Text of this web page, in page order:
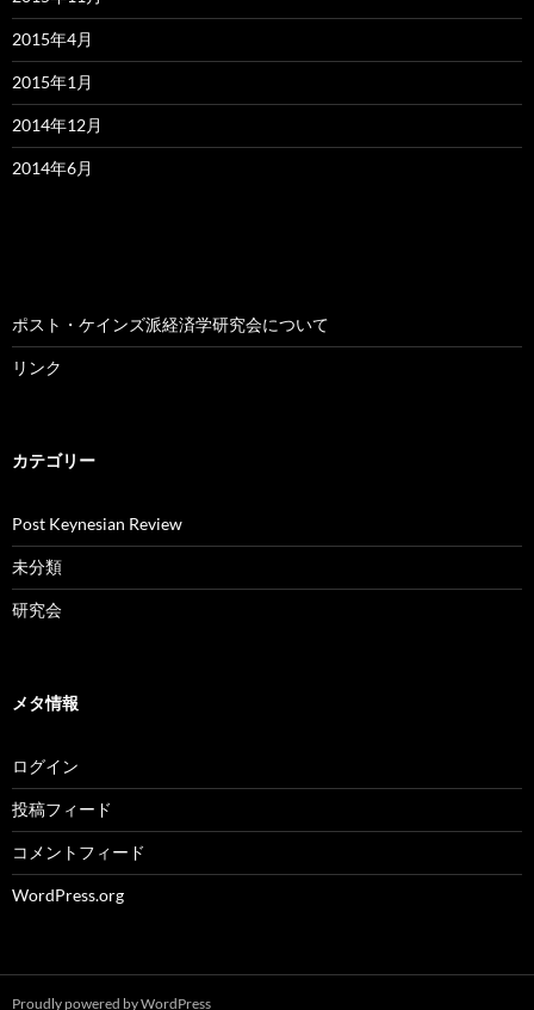
2015年4月
2015年1月
2014年12月
2014年6月
ポスト・ケインズ派経済学研究会について
リンク
カテゴリー
Post Keynesian Review
未分類
研究会
メタ情報
ログイン
投稿フィード
コメントフィード
WordPress.org
Proudly powered by WordPress